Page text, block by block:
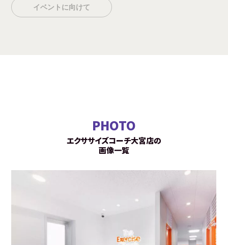
イベントに向けて
PHOTO
エクササイズコーチ大宮店の
画像一覧